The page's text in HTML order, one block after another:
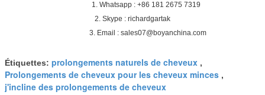
1. Whatsapp : +86 181 2675 7319
2. Skype : richardgartak
3. Email : sales07@boyanchina.com
Étiquettes: prolongements naturels de cheveux ,
Prolongements de cheveux pour les cheveux minces ,
j'incline des prolongements de cheveux